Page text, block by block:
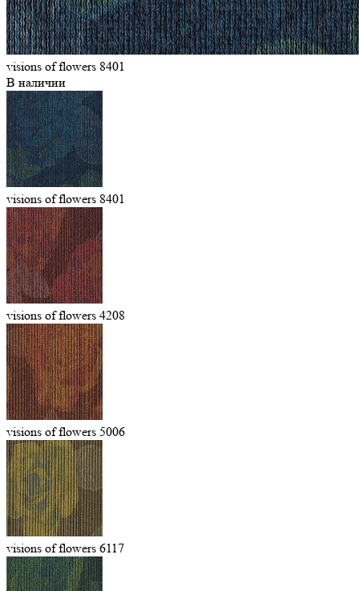
visions of flowers 8401
В наличии
visions of flowers 8401
visions of flowers 4208
visions of flowers 5006
visions of flowers 6117